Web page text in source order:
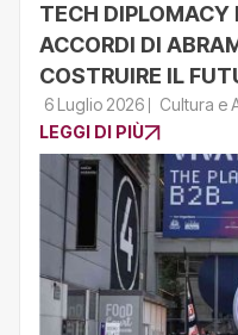
TECH DIPLOMACY
ACCORDI DI
COSTRUIRE IL
6 Luglio 2026
Cultura e
LEGGI DI PIÙ